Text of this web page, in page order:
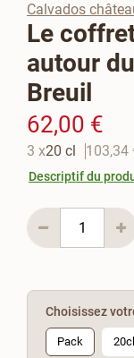
Calvados
Le
autour
Breuil
62,00 €
3 x20 cl 103,34
Descriptif du
Choisissez
Pack 20cl